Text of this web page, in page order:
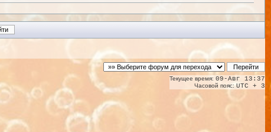
Текущее время: 09-Авг 13:37
Часовой пояс:UTC + 3